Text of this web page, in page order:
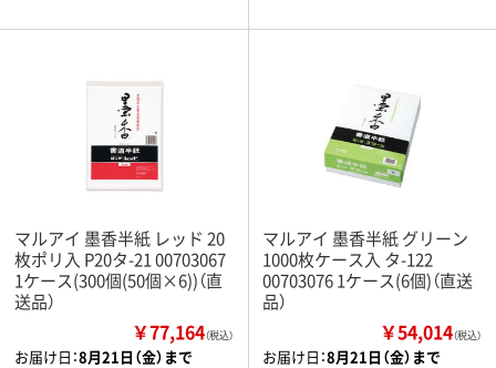
マルアイ 墨香半紙 レッド 20
枚ポリ入 P20タ-21 00703067
1ケース(300個(50個×6))（直
送品）
￥77,164（税込）
お届け日：8月21日（金）まで
マルアイ 墨香半紙 グリーン
1000枚ケース入 タ-122
00703076 1ケース(6個)（直送
品）
￥54,014（税込）
お届け日：8月21日（金）まで